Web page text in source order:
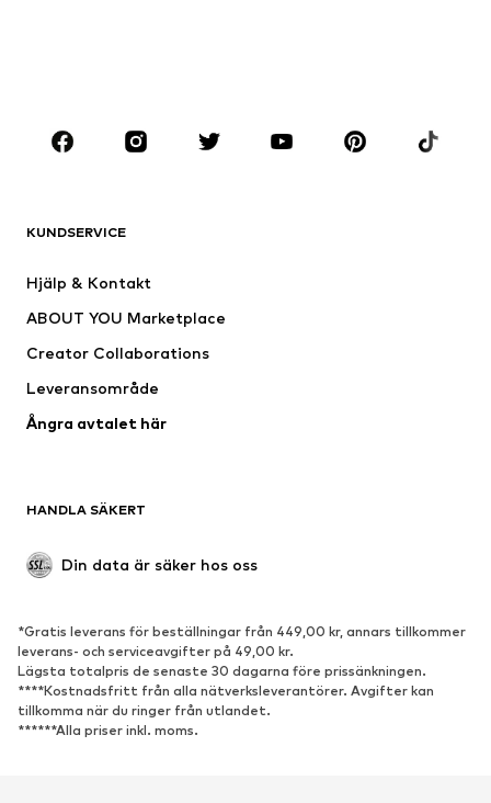
KLÄDER
Jackor
Badkläder
Tillfällen
Upcycling
Nytt
Boots & stövlar
Lågskor
SPORT
Sportkläder
Sporttyper
Sportskor
KUNDSERVICE
Hjälp & Kontakt
ABOUT YOU Marketplace
Creator Collaborations
Leveransområde
Ångra avtalet här
HANDLA SÄKERT
Din data är säker hos oss
*Gratis leverans för beställningar från 449,00 kr, annars tillkommer
leverans- och serviceavgifter på 49,00 kr.
Lägsta totalpris de senaste 30 dagarna före prissänkningen.
****Kostnadsfritt från alla nätverksleverantörer. Avgifter kan
tillkomma när du ringer från utlandet.
******Alla priser inkl. moms.